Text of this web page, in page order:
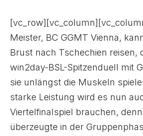
Meister, BC GGMT Vienna,
Brust nach Tschechien reisen,
win2day-BSL-Spitzenduell mit
sie unlängst die Muskeln
starke Leistung wird es nun
Viertelfinalspiel brauchen, denn
überzeugte in der